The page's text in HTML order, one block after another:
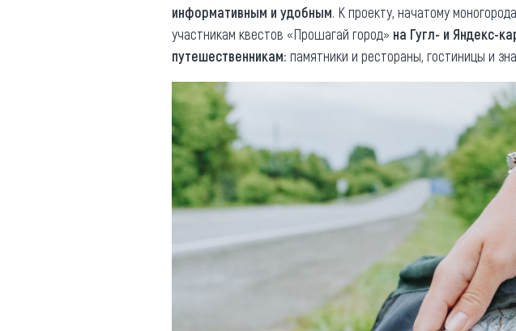
информативным и удобным. К проекту, начатому
участникам квестов «Прошагай город» на Гугл- и Яндекс-
путешественникам: памятники и рестораны, гостиницы и